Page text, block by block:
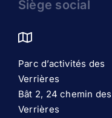
Siège social
Parc d’activités des
Verrières
Bât 2, 24 chemin des
Verrières